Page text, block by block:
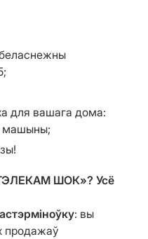
для вашага дома:
машыны;
ШОК»? Усё
: вы
продажаў